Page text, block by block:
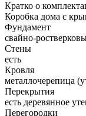
Кратко о
Коробка дома с
Фундамент
свайно-
Стены
есть
Кровля
металлочерепица
Перекрытия
есть деревянное
Перегородки